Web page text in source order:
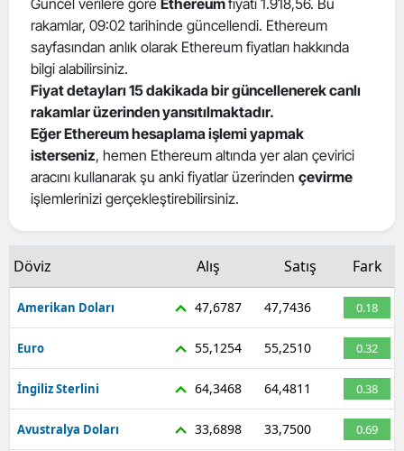
Güncel verilere göre Ethereumfiyatı 1.918,56. Bu
rakamlar, 09:02 tarihinde güncellendi. Ethereum
sayfasından anlık olarak Ethereum fiyatları hakkında
bilgi alabilirsiniz.
Fiyat detayları 15 dakikada bir güncellenerek canlı
rakamlar üzerinden yansıtılmaktadır.
Eğer Ethereum hesaplama işlemi yapmak
isterseniz, hemen Ethereum altında yer alan çevirici
aracını kullanarak şu anki fiyatlar üzerinden çevirme
işlemlerinizi gerçekleştirebilirsiniz.
Döviz Alış Satış Fark
Amerikan Doları 47,6787 47,7436 0.18
Euro 55,1254 55,2510 0.32
İngiliz Sterlini 64,3468 64,4811 0.38
Avustralya Doları 33,6898 33,7500 0.69